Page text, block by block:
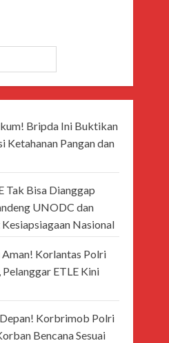
Bripda Ini Buktikan
Pangan dan
Tak Bisa Dianggap
UNODC dan
Nasional
Korlantas Polri
ETLE Kini
Korbrimob Polri
Bencana Sesuai